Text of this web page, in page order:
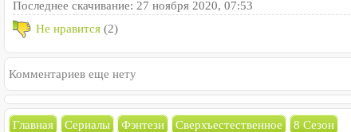
Последнее скачивание: 27 ноября 2020, 07:53
Не нравится (2)
Комментариев еще нету
Главная Сериалы Фэнтези Сверхъестественное 8 Сезон